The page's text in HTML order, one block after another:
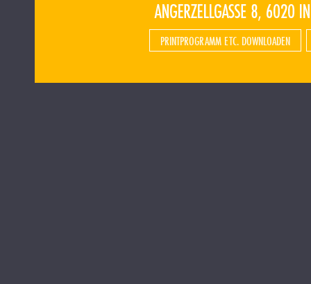
PRINTPROGRAMM ETC. DOWNLOADEN